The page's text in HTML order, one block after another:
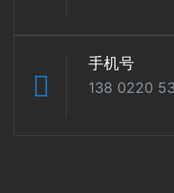
手机号
138 0220